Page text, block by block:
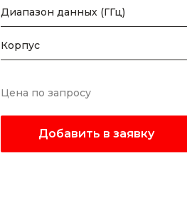
Диапазон данных (ГГц)
Корпус
Цена по запросу
Добавить в заявку